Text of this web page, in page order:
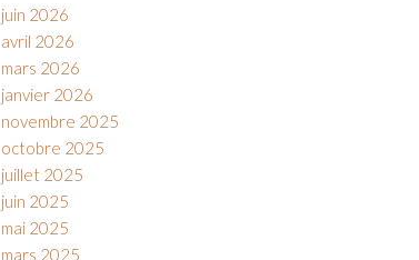
juin 2026
avril 2026
mars 2026
janvier 2026
novembre 2025
octobre 2025
juillet 2025
juin 2025
mai 2025
mars 2025